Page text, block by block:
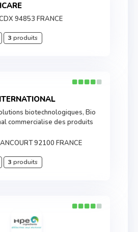
94853 FRANCE
3 produits
biotechnologiques, Bio
commercialise des produits
92100 FRANCE
3 produits